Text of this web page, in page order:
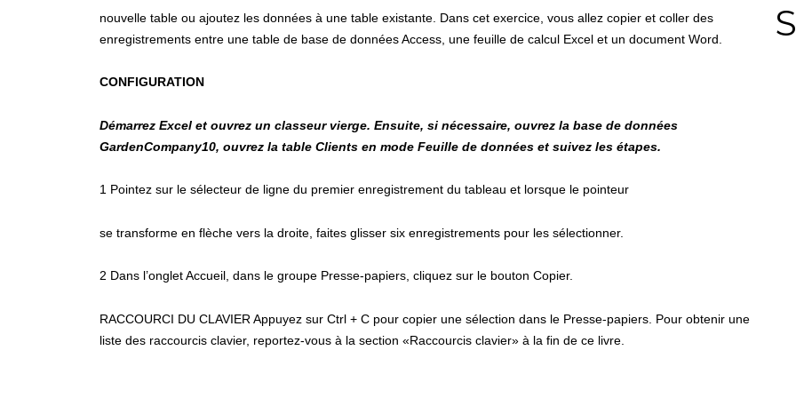
nouvelle table ou ajoutez les données à une table existante. Dans cet exercice, vous allez copier et coller des
enregistrements entre une table de base de données Access, une feuille de calcul Excel et un document Word.
CONFIGURATION
Démarrez Excel et ouvrez un classeur vierge. Ensuite, si nécessaire, ouvrez la base de données
GardenCompany10, ouvrez la table Clients en mode Feuille de données et suivez les étapes.
1 Pointez sur le sélecteur de ligne du premier enregistrement du tableau et lorsque le pointeur
se transforme en flèche vers la droite, faites glisser six enregistrements pour les sélectionner.
2 Dans l’onglet Accueil, dans le groupe Presse-papiers, cliquez sur le bouton Copier.
RACCOURCI DU CLAVIER Appuyez sur Ctrl + C pour copier une sélection dans le Presse-papiers. Pour obtenir une
liste des raccourcis clavier, reportez-vous à la section «Raccourcis clavier» à la fin de ce livre.